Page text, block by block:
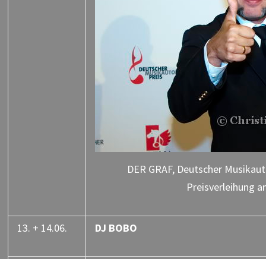
DER GRAF, Deutscher
Preisverleihung
13. + 14.06. DJ BOBO